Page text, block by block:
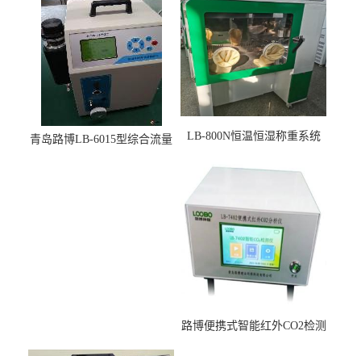
青岛路博LB-6015型综合流量
LB-800N恒温恒湿称重系统
路博便携式智能红外CO2检测